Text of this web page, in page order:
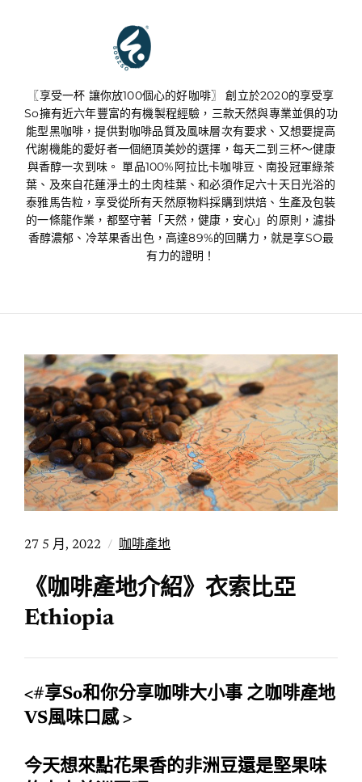
〖享受一杯 讓你放100個心的好咖啡〗 創立於2020的享受享
So擁有近六年豐富的有機製程經驗，三款天然與專業並俱的功
能型黑咖啡，提供對咖啡品質及風味層次有要求、又想要提高
代謝機能的愛好者一個絕頂美妙的選擇，每天二到三杯～健康
與香醇一次到味。 單品100%阿拉比卡咖啡豆、南投冠軍綠茶
葉、及來自花蓮淨土的土肉桂葉、和必須作足六十天日光浴的
泰雅馬告粒，享受從所有天然原物料採購到烘焙、生產及包裝
的一條龍作業，都堅守著「天然，健康，安心」的原則，濾掛
香醇濃郁、冷萃果香出色，高達89%的回購力，就是享SO最
有力的證明！
27 5 月, 2022 咖啡產地
《咖啡產地介紹》衣索比亞
Ethiopia
<#享So和你分享咖啡大小事 之咖啡產地
VS風味口感 >
今天想來點花果香的非洲豆還是堅果味